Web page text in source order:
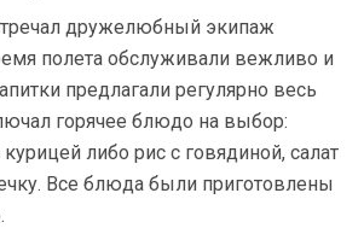
дружелюбный экипаж
полета обслуживали вежливо и
предлагали регулярно весь
горячее блюдо на выбор:
либо рис с говядиной, салат
Все блюда были приготовлены